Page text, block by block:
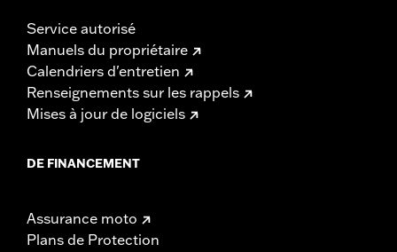
Service autorisé
Manuels du propriétaire
Calendriers d'entretien
Renseignements sur les rappels
Mises à jour de logiciels
DE FINANCEMENT
Assurance moto
Plans de Protection